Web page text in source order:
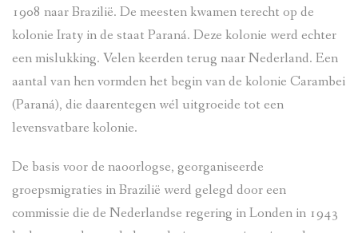
1908 naar Brazilië. De meesten kwamen terecht op de
kolonie Iraty in de staat Paraná. Deze kolonie werd echter
een mislukking. Velen keerden terug naar Nederland. Een
aantal van hen vormden het begin van de kolonie Carambei
(Paraná), die daarentegen wél uitgroeide tot een
levensvatbare kolonie.
De basis voor de naoorlogse, georganiseerde
groepsmigraties in Brazilië werd gelegd door een
commissie die de Nederlandse regering in Londen in 1943